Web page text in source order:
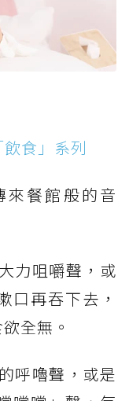
食」系列
來餐館般的音
力咀嚼聲，或
口再吞下去，
全無。
呼嚕聲，或是